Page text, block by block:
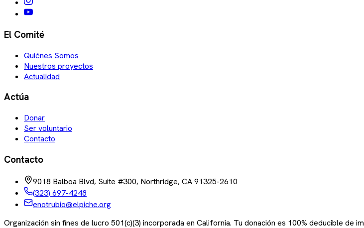
El Comité
Quiénes Somos
Nuestros proyectos
Actualidad
Actúa
Donar
Ser voluntario
Contacto
Contacto
9018 Balboa Blvd, Suite #300, Northridge, CA 91325-2610
(323) 697-4248
enotrubio@elpiche.org
Organización sin fines de lucro 501(c)(3) incorporada en California. Tu donación es 100% deducible de